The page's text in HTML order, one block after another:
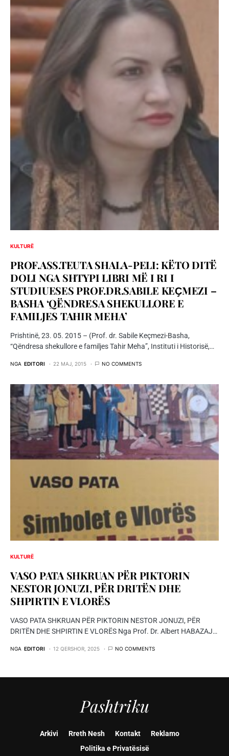
KULTURË
PROF.ASS.TEUTA SHALA-PELI: KËTO DITË
DOLI NGA SHTYPI LIBRI MË I RI I
STUDIUESES PROF.DR.SABILE KEҪMEZI –
BASHA ‘QËNDRESA SHEKULLORE E
FAMILJES TAHIR MEHA’
Prishtinë, 23. 05. 2015 – (Prof. dr. Sabile Keçmezi-Basha,
“Qëndresa shekullore e familjes Tahir Meha”, Instituti i Historisë,…
NGA EDITORI 22 MAJ, 2015 NO COMMENTS
KULTURË
VASO PATA SHKRUAN PËR PIKTORIN
NESTOR JONUZI, PËR DRITËN DHE
SHPIRTIN E VLORËS
VASO PATA SHKRUAN PËR PIKTORIN NESTOR JONUZI, PËR
DRITËN DHE SHPIRTIN E VLORËS Nga Prof. Dr. Albert HABAZAJ…
NGA EDITORI 12 QERSHOR, 2025 NO COMMENTS
Pashtriku
Arkivi Rreth Nesh Kontakt
Reklamo
Politika e Privatësisë